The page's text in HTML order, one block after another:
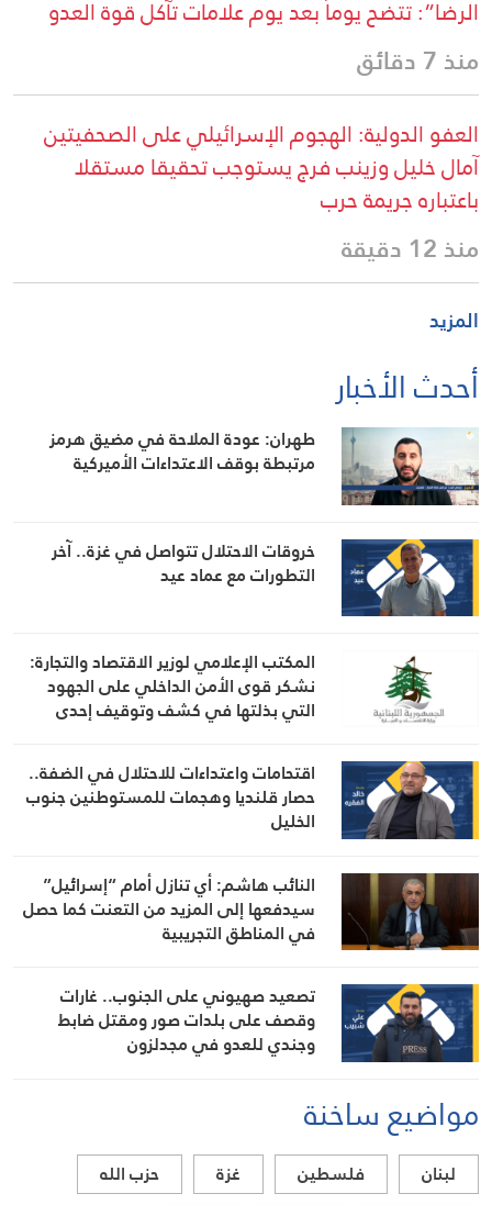
الرضا”: تتضح يوماً بعد يوم علامات تآكل قوة العدو
منذ 7 دقائق
العفو الدولية: الهجوم الإسرائيلي على الصحفيتين
آمال خليل وزينب فرج يستوجب تحقيقا مستقلا
باعتباره جريمة حرب
منذ 12 دقيقة
المزيد
أحدث الأخبار
طهران: عودة الملاحة في مضيق هرمز
مرتبطة بوقف الاعتداءات الأميركية
خروقات الاحتلال تتواصل في غزة.. آخر
التطورات مع عماد عيد
المكتب الإعلامي لوزير الاقتصاد والتجارة:
نشكر قوى الأمن الداخلي على الجهود
التي بذلتها في كشف وتوقيف إحدى
الوزارة
اقتحامات واعتداءات للاحتلال في الضفة..
حصار قلنديا وهجمات للمستوطنين جنوب
الخليل
النائب هاشم: أي تنازل أمام “إسرائيل”
سيدفعها إلى المزيد من التعنت كما حصل
في المناطق التجريبية
تصعيد صهيوني على الجنوب.. غارات
وقصف على بلدات صور ومقتل ضابط
وجندي للعدو في مجدلزون
مواضيع ساخنة
لبنان فلسطين غزة
حزب الله